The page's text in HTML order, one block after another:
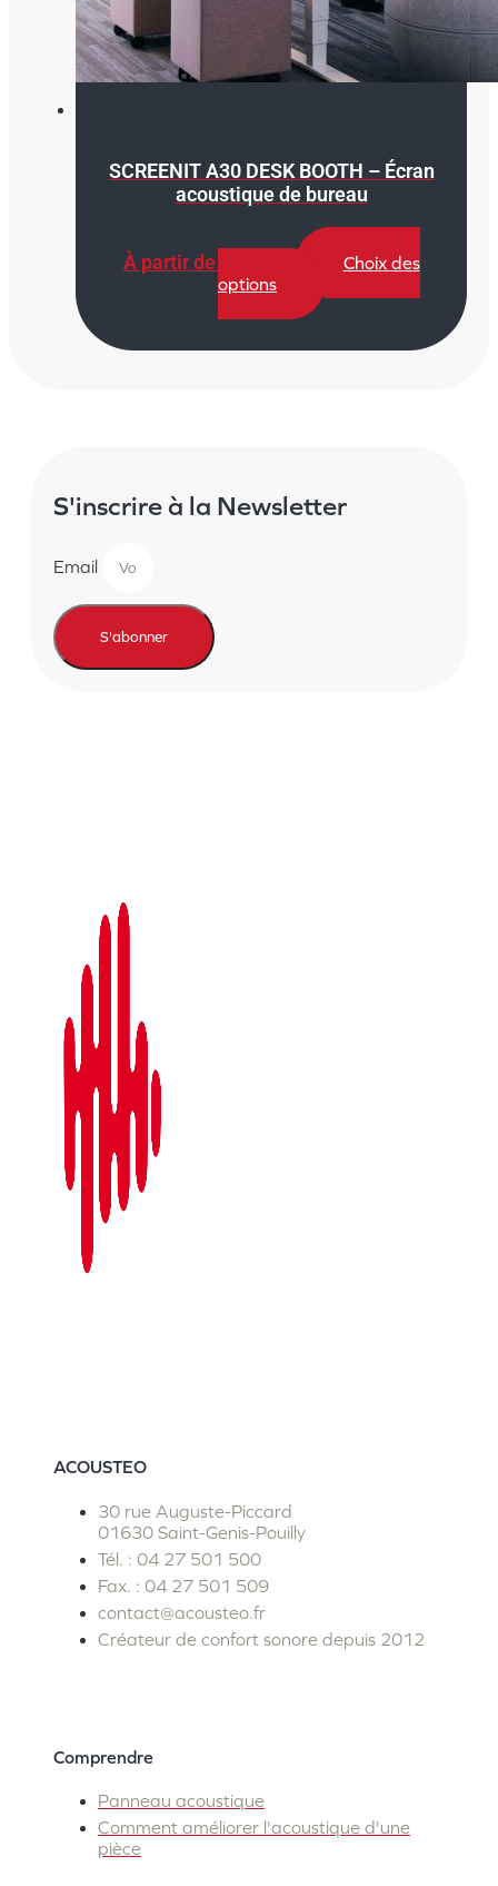
SCREENIT A30 DESK BOOTH – Écran
acoustique de bureau
À partir de
Choix des
options
produit
la
S'inscrire à la Newsletter
Email
S'abonner
ACOUSTEO
30 rue Auguste-Piccard
01630 Saint-Genis-Pouilly
Tél. : 04 27 501 500
Fax. : 04 27 501 509
contact@acousteo.fr
Créateur de confort sonore depuis 2012
Comprendre
Panneau acoustique
Comment améliorer l'acoustique d'une
pièce